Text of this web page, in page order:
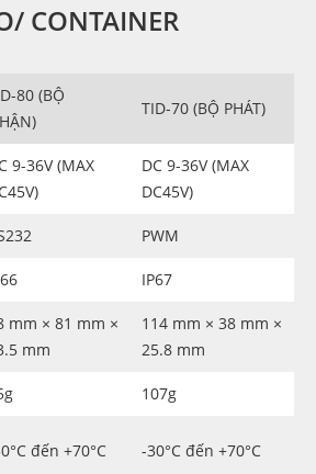
CONTAINER
80 (BỘ
TID-70 (BỘ PHÁT)
9-36V (MAX
DC 9-36V (MAX
DC45V)
PWM
IP67
mm × 81 mm ×
mm
114 mm × 38 mm ×
25.8 mm
107g
đến +70°C -30°C đến +70°C